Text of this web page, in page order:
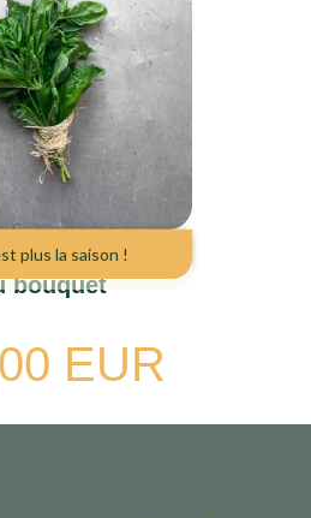
plus la saison !
bouquet
EUR